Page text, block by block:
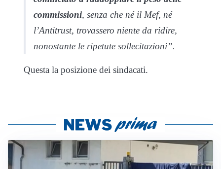
commissioni, senza che né il Mef, né
l’Antitrust, trovassero niente da ridire,
nonostante le ripetute sollecitazioni”.
Questa la posizione dei sindacati.